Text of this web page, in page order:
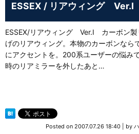
ESSEX / リアウィング
ESSEX/リアウィング Ver.Ⅰ カーボン製
げのリアウィング。本物のカーボンなら
にアクセントを。200系ユーザーの悩み
時のリアミラーを外したあと…
Posted on 2007.07.26 18:40 by